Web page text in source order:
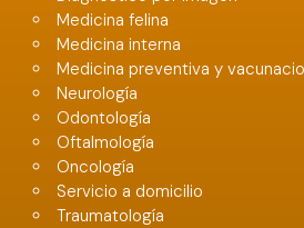
Medicina felina
Medicina interna
Medicina preventiva y
Neurología
Odontología
Oftalmología
Oncología
Servicio a domicilio
Traumatología